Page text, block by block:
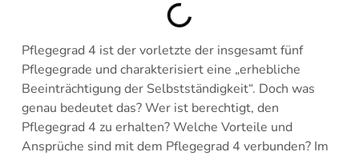
Pflegegrad 4 ist der vorletzte der insgesamt fünf
Pflegegrade und charakterisiert eine „erhebliche
Beeinträchtigung der Selbstständigkeit“. Doch was
genau bedeutet das? Wer ist berechtigt, den
Pflegegrad 4 zu erhalten? Welche Vorteile und
Ansprüche sind mit dem Pflegegrad 4 verbunden? Im